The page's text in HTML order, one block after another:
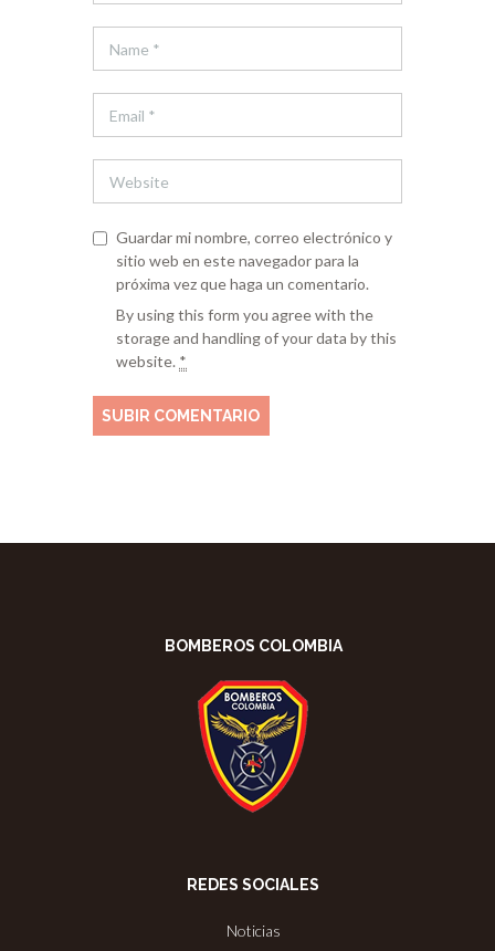
Guardar mi nombre, correo electrónico y
sitio web en este navegador para la
próxima vez que haga un comentario.
By using this form you agree with the
storage and handling of your data by this
website. *
BOMBEROS COLOMBIA
REDES SOCIALES
Noticias